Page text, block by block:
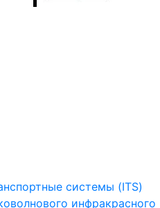
системы (ITS)
инфракрасного